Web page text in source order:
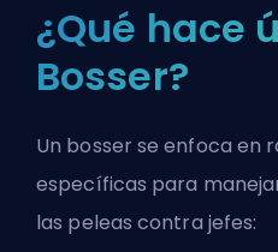
¿Qué hace
Bosser?
Un bosser se enfoca en
específicas para
las peleas contra jefes: